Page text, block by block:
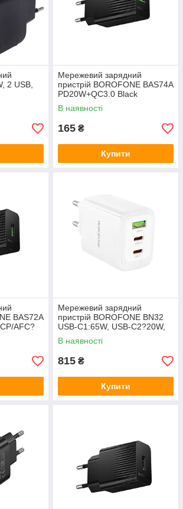
2 USB,
Port 2-
Мережевий зарядний
пристрій BOROFONE BAS74A
PD20W+QC3.0 Black
В наявності
165 ₴
Купити
BAS72A
AFC?
Мережевий зарядний
пристрій BOROFONE BN32
USB-C1:65W, USB-C2?20W,
USB-A?18W White
В наявності
815 ₴
Купити